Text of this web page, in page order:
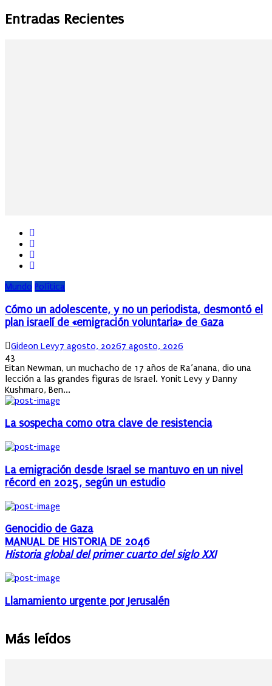
Entradas Recientes
Mundo Política
Cómo un adolescente, y no un periodista, desmontó el
plan israelí de «emigración voluntaria» de Gaza
Author
Gideon LevyPosted
7 agosto, 20267 agosto, 2026
43
Eitan Newman, un muchacho de 17 años de Ra’anana, dio una
lección a las grandes figuras de Israel. Yonit Levy y Danny
Kushmaro, Ben...
La sospecha como otra clave de resistencia
La emigración desde Israel se mantuvo en un nivel
récord en 2025, según un estudio
Genocidio de Gaza
MANUAL DE HISTORIA DE 2046
Historia global del primer cuarto del siglo XXI
Llamamiento urgente por Jerusalén
Más leídos